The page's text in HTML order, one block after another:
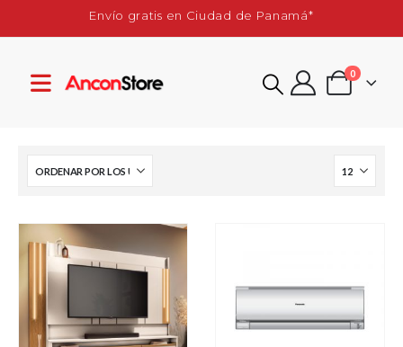
Envío gratis en Ciudad de Panamá*
0